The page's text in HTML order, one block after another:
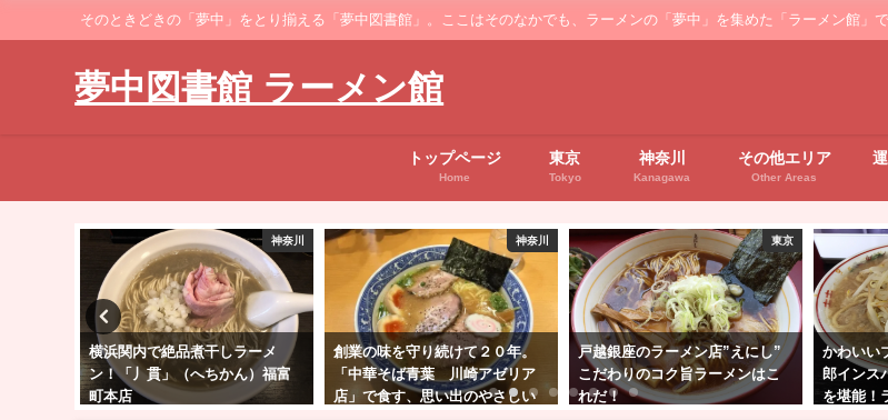
そのときどきの「夢中」をとり揃える「夢中図書館」。ここはそのなかでも、ラーメンの「夢中」を集めた「ラーメン館」
夢中図書館 ラーメン館
トップページ
Home
東京
Tokyo
神奈川
Kanagawa
その他エリア
Other Areas
神奈川
創業の味を守り続けて２０年。
「中華そば青葉 川崎アゼリア
店」で食す、思い出のやさしい
東京
戸越銀座のラーメン店”えにし”
こだわりのコク旨ラーメンはこ
れだ！
神奈川
かわいいブタの看板が目印。二
郎インスパイア系のガッツリ感
を堪能！ランチセットはとって
蒲田「
定"冷や
冷たい麺